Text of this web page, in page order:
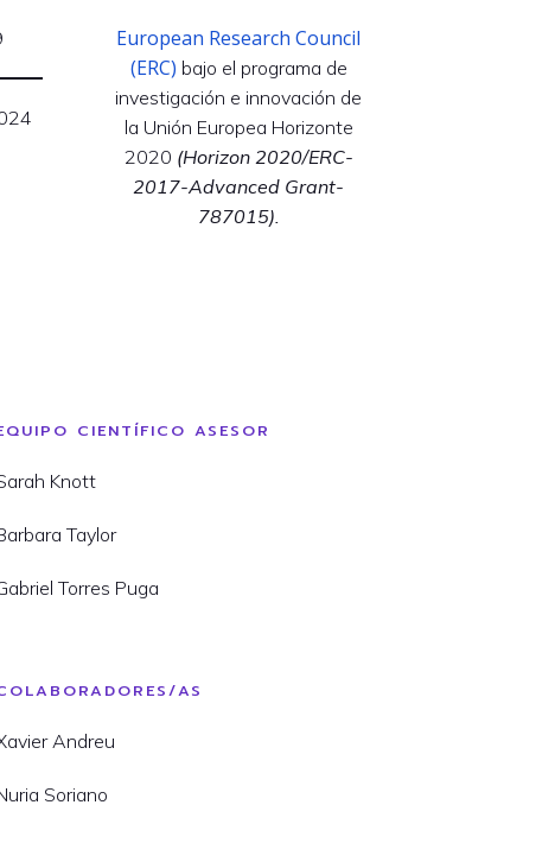
European Research Council
(ERC) bajo el programa de
investigación e innovación de
la Unión Europea Horizonte
2020 (Horizon 2020/ERC-
2017-Advanced Grant-
787015).
CIENTÍFICO ASESOR
Knott
Taylor
Torres Puga
AS
Andreu
Soriano